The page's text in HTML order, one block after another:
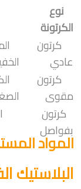
نوع
الكرتونة
كرتون
عادي
كرتون
مقوى
كرتون
بفواصل
المواد
البلاستيك